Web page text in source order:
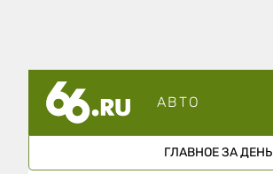
АВТО
ГЛАВНОЕ ЗА ДЕНЬ